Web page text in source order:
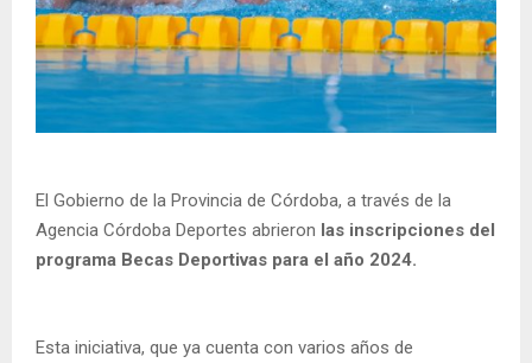
El Gobierno de la Provincia de Córdoba, a través de la
Agencia Córdoba Deportes abrieron las inscripciones del
programa Becas Deportivas para el año 2024.
Esta iniciativa, que ya cuenta con varios años de